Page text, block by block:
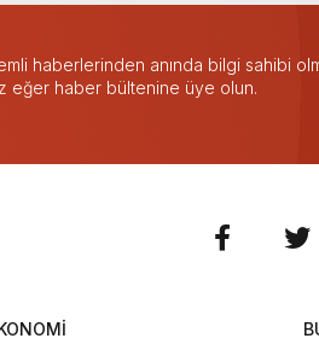
haberlerinden anında bilgi sahibi
eğer haber bültenine üye olun.